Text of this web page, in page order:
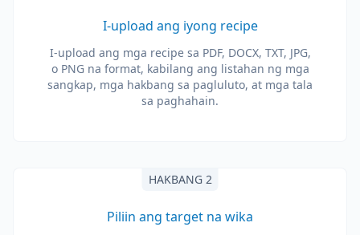
I-upload ang iyong recipe
I-upload ang mga recipe sa PDF, DOCX, TXT, JPG,
o PNG na format, kabilang ang listahan ng mga
sangkap, mga hakbang sa pagluluto, at mga tala
sa paghahain.
HAKBANG 2
Piliin ang target na wika